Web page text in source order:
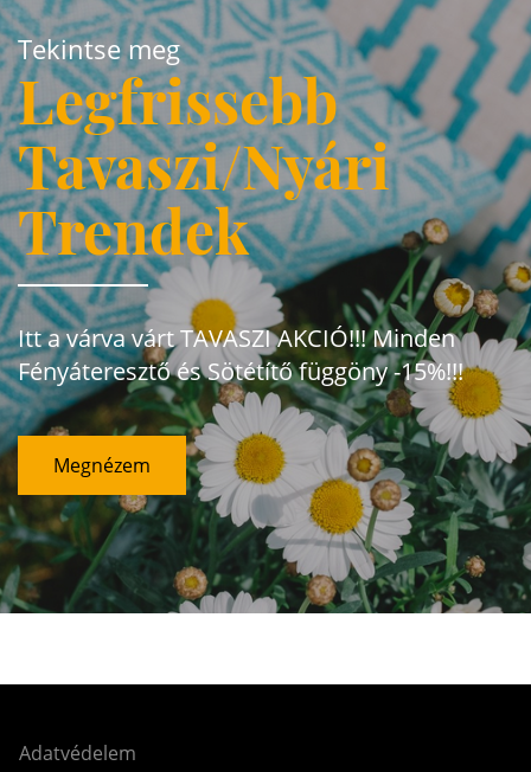
Tekintse meg
Legfrissebb
Tavaszi/Nyári
Trendek
Itt a várva várt TAVASZI AKCIÓ!!! Minden
Fényáteresztő és Sötétítő függöny -15%!!!
Megnézem
Adatvédelem